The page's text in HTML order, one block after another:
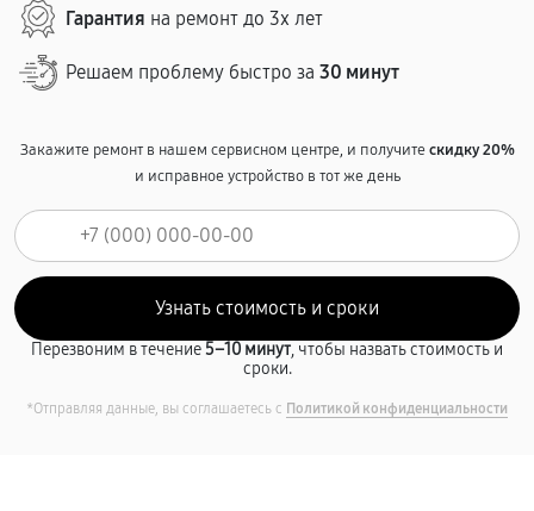
Гарантия на ремонт до 3х лет
Решаем проблему быстро за 30 минут
Закажите ремонт в нашем сервисном центре, и получитескидку 20%
и исправное устройство в тот же день
Перезвоним в течение5–10 минут, чтобы назвать стоимость и
сроки.
*Отправляя данные, вы соглашаетесь с Политикой конфиденциальности